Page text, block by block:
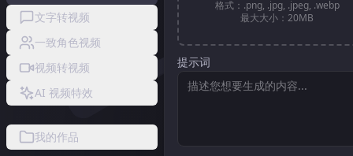
文字转视频
一致角色视频
视频转视频
AI 视频特效
我的作品
格式：.png, .jpg, .jpeg, .webp
最大大小：20MB
提示词